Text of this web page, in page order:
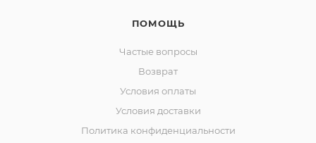
ПОМОЩЬ
Частые вопросы
Возврат
Условия оплаты
Условия доставки
Политика конфиденциальности